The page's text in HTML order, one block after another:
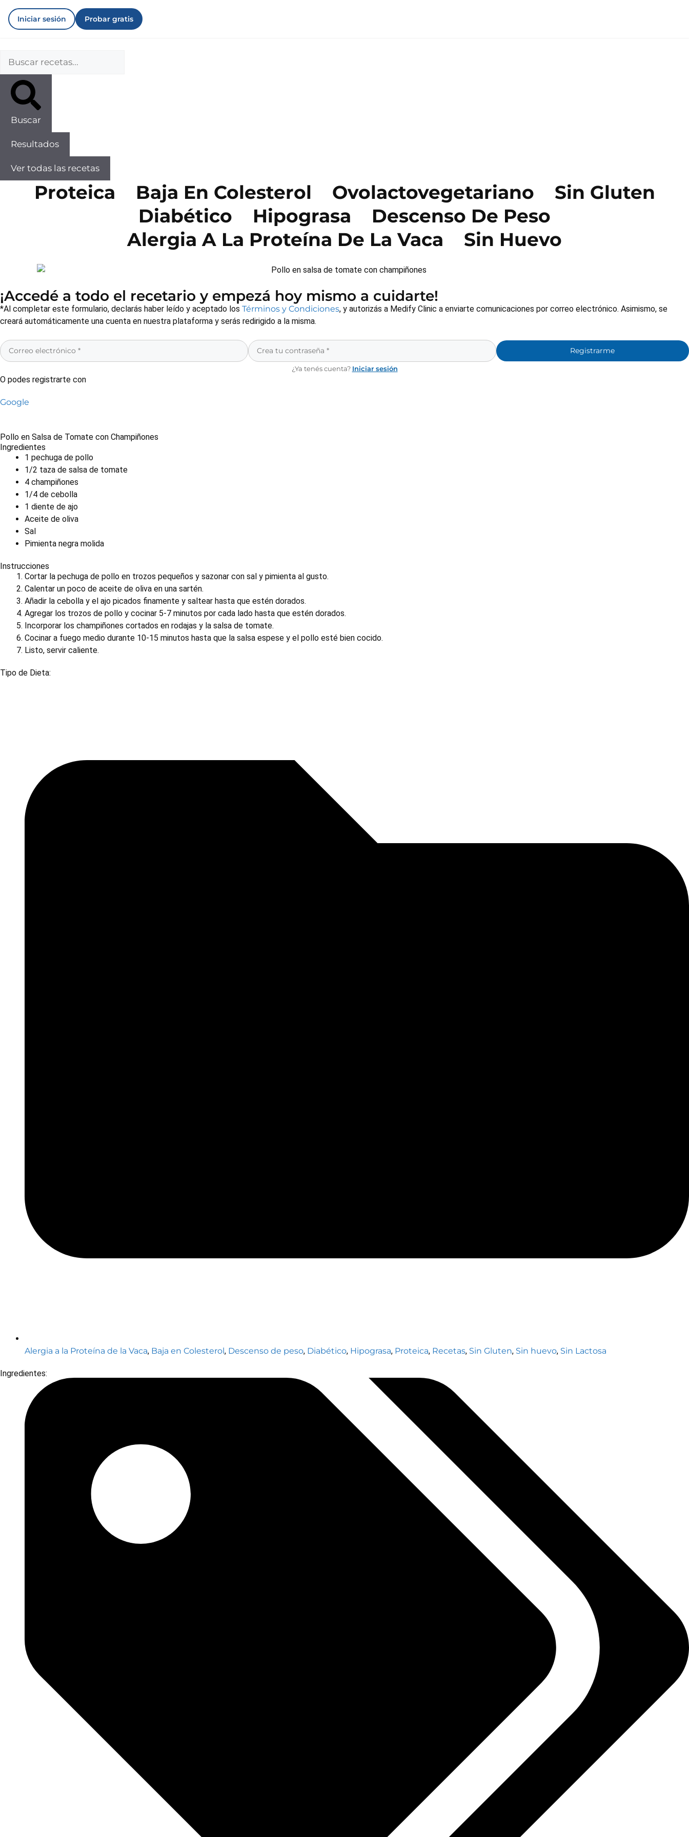
Iniciar sesión Probar gratis
Buscar
Resultados
Ver todas las recetas
Proteica Baja En Colesterol Ovolactovegetariano
Sin Gluten
Diabético
Hipograsa
Descenso De Peso
Alergia A La Proteína De La Vaca
Sin Huevo
¡Accedé a todo el recetario y empezá hoy mismo a cuidarte!
*Al completar este formulario, declarás haber leído y aceptado los Términos y Condiciones, y autorizás a Medify Clinic a enviarte comunicaciones por correo electrónico. Asimismo, se
creará automáticamente una cuenta en nuestra plataforma y serás redirigido a la misma.
Registrarme
¿Ya tenés cuenta? Iniciar sesión
O podes registrarte con
Google
Pollo en Salsa de Tomate con Champiñones
Ingredientes
1 pechuga de pollo
1/2 taza de salsa de tomate
4 champiñones
1/4 de cebolla
1 diente de ajo
Aceite de oliva
Sal
Pimienta negra molida
Instrucciones
Cortar la pechuga de pollo en trozos pequeños y sazonar con sal y pimienta al gusto.
Calentar un poco de aceite de oliva en una sartén.
Añadir la cebolla y el ajo picados finamente y saltear hasta que estén dorados.
Agregar los trozos de pollo y cocinar 5-7 minutos por cada lado hasta que estén dorados.
Incorporar los champiñones cortados en rodajas y la salsa de tomate.
Cocinar a fuego medio durante 10-15 minutos hasta que la salsa espese y el pollo esté bien cocido.
Listo, servir caliente.
Tipo de Dieta:
Alergia a la Proteína de la Vaca, Baja en Colesterol, Descenso de peso, Diabético, Hipograsa, Proteica, Recetas, Sin Gluten, Sin huevo, Sin Lactosa
Ingredientes: